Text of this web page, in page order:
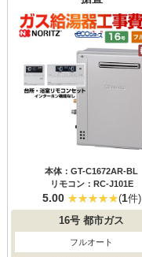
本体：GT-C1672AR-BL
リモコン：RC-J101E
5.00 (1件)
16号 都市ガス
フルオート